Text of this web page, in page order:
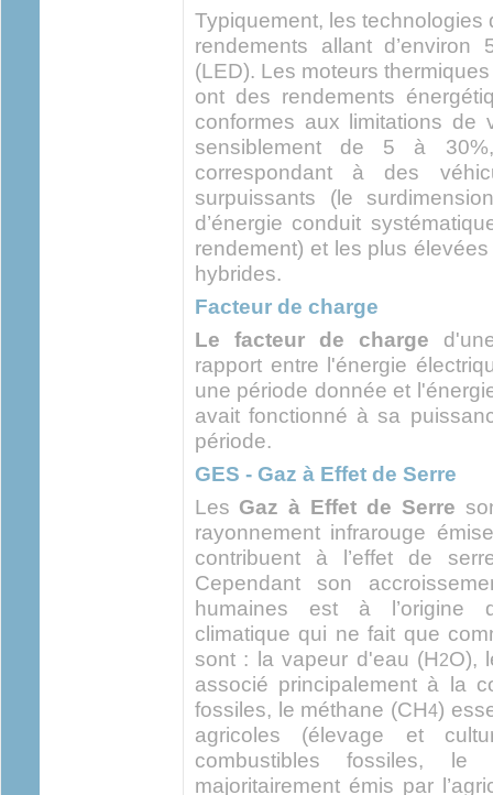
Typiquement, les technologies
rendements allant
(LED). Les moteurs
ont des rendements
conformes aux limitations de
sensiblement de 5 à
correspondant à des
surpuissants (le
d’énergie conduit
rendement) et les plus
hybrides.
Facteur de charge
Le facteur de charge
rapport entre l'énergie
une période donnée et
avait fonctionné à sa
période.
GES - Gaz à Effet de Serre
Les Gaz à Effet de Serre
rayonnement infrarouge
contribuent à l’effet de
Cependant son
humaines est à l’origine
climatique qui ne fait que
sont : la vapeur d'eau (H2O),
associé principalement à la
fossiles, le méthane (CH4)
agricoles (élevage et
combustibles fossiles, le
majoritairement émis par